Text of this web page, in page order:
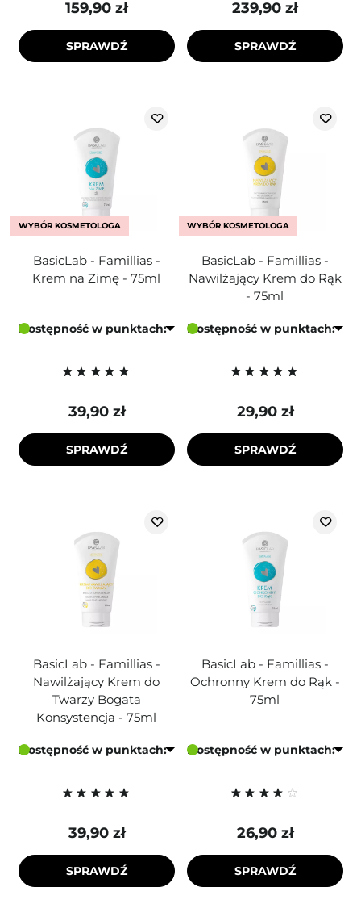
159,90 zł
SPRAWDŹ
239,90 zł
SPRAWDŹ
WYBÓR KOSMETOLOGA
BasicLab - Famillias -
Krem na Zimę - 75ml
Dostępność w punktach:
39,90 zł
SPRAWDŹ
WYBÓR KOSMETOLOGA
BasicLab - Famillias -
Nawilżający Krem do Rąk
- 75ml
Dostępność w punktach:
29,90 zł
SPRAWDŹ
BasicLab - Famillias -
Nawilżający Krem do
Twarzy Bogata
Konsystencja - 75ml
Dostępność w punktach:
39,90 zł
SPRAWDŹ
BasicLab - Famillias -
Ochronny Krem do Rąk -
75ml
Dostępność w punktach:
26,90 zł
SPRAWDŹ